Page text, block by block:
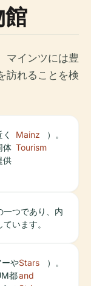
マインツには豊
訪れることを検
体
供
Mainz
Tourism
）。
一つであり、内
います。
ーや
都
Stars
and
）。